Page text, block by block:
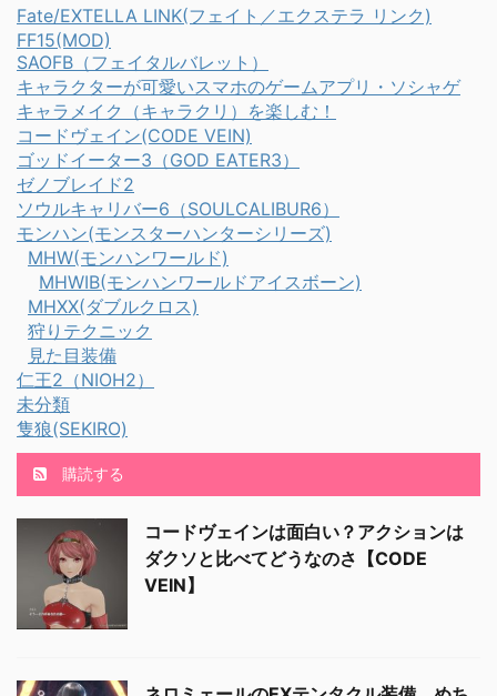
しいんだけど、髪型とラ
バー素材っぽいのがとて
も良き('ω')ノ ラスボス
までで一番苦戦したのが
ネロミェールだったけ
ど、装備がいいから大満
足 EXテンタクルα装備
の見た目 ちょっとハンタ
ーさん、背中に小っちゃ
いヤマツカミひっついて
るよ！ 背中にヤ ...
Fate/EXTELLA LINK(フェイト／エクステラ リンク)
FF15(MOD)
SAOFB（フェイタルバレット）
キャラクターが可愛いスマホのゲームアプリ・ソシャゲ
キャラメイク（キャラクリ）を楽しむ！
コードヴェイン(CODE VEIN)
ゴッドイーター3（GOD EATER3）
ゼノブレイド2
ソウルキャリバー6（SOULCALIBUR6）
モンハン(モンスターハンターシリーズ)
MHW(モンハンワールド)
MHWIB(モンハンワールドアイスボーン)
MHXX(ダブルクロス)
狩りテクニック
見た目装備
仁王2（NIOH2）
未分類
隻狼(SEKIRO)
購読する
コードヴェインは面白い？アクションは
ダクソと比べてどうなのさ【CODE
VEIN】